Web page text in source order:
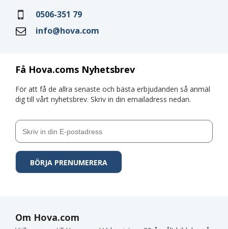
Få Hova.coms Nyhetsbrev
För att få de allra senaste och bästa erbjudanden så anmäl
dig till vårt nyhetsbrev. Skriv in din emailadress nedan.
0506-351 79
info@hova.com
Om Hova.com